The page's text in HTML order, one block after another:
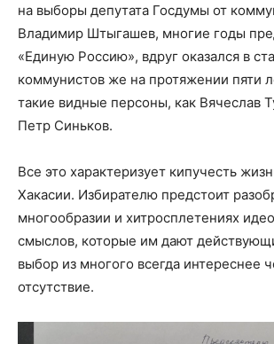
на выборы депутата Госдумы от
Владимир Штыгашев, многие годы
«Единую Россию», вдруг оказался в
коммунистов же на протяжении пяти
такие видные персоны, как Вячеслав
Петр Синьков.
Все это характеризует кипучесть
Хакасии. Избирателю предстоит
многообразии и хитросплетениях
смыслов, которые им дают
выбор из многого всегда интереснее
отсутствие.